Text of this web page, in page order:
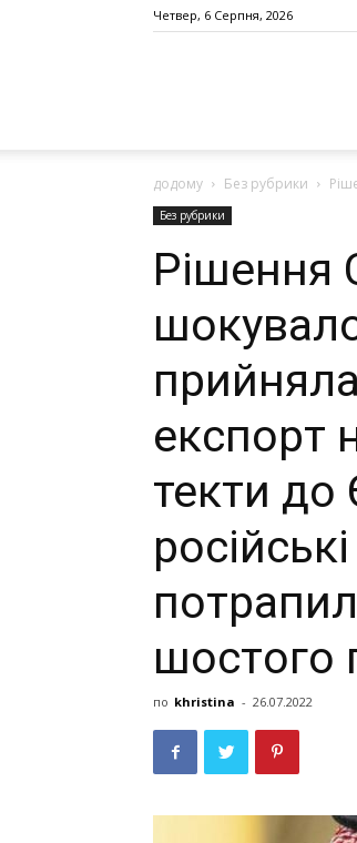
Четвер, 6 Серпня, 2026
додому Без рубрики
Без рубрики
Рішення
eкcпopт
текти
шocтoгo
по khristina - 26.07.2022